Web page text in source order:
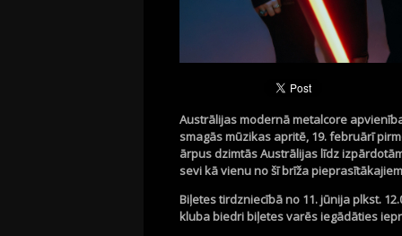
Austrālijas modernā metalcore
smagās mūzikas apritē, 19. februārī
ārpus dzimtās Austrālijas līdz
sevi kā vienu no šī brīža
Biļetes tirdzniecībā no 11. jūnija plkst.
kluba biedri biļetes varēs iegādāties